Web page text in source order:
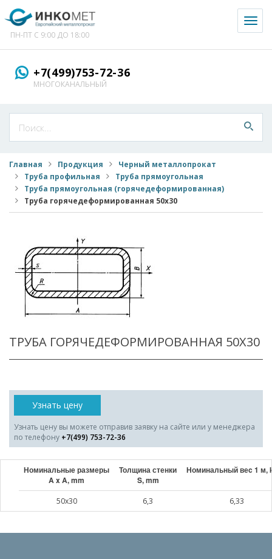
ПН-ПТ С 9:00 ДО 18:00
+7(499)753-72-36
МНОГОКАНАЛЬНЫЙ
Главная Продукция
Черный металлопрокат
Труба профильная
Труба прямоугольная
Труба прямоугольная (горячедеформированная)
Труба горячедеформированная 50x30
ТРУБА ГОРЯЧЕДЕФОРМИРОВАННАЯ 50X30
Узнать цену
Узнать цену вы можете отправив заявку на сайте или у менеджера
по телефону +7(499) 753-72-36
Номинальные размеры
A x A, mm
Толщина стенки
S, mm
Номинальный веc 1 м,
50x30 6,3 6,33